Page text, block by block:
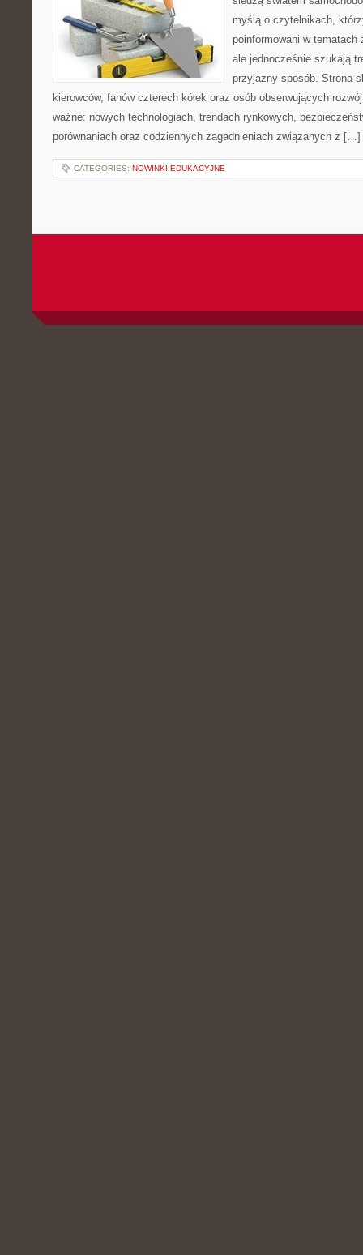
myślą o czytelnikach,
poinformowani w
ale jednocześnie szukają
przyjazny sposób. Strona
kierowców, fanów czterech kółek oraz osób obserwujących
ważne: nowych technologiach, trendach rynkowych,
porównaniach oraz codziennych zagadnieniach związanych z […]
CATEGORIES: NOWINKI EDUKACYJNE